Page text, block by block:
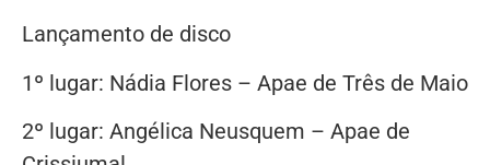
Lançamento de disco
1º lugar: Nádia Flores – Apae de Três de Maio
2º lugar: Angélica Neusquem – Apae de